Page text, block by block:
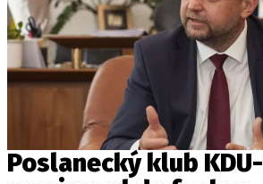
Poslanecký klub KDU-